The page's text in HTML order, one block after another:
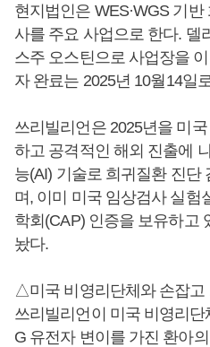
현지법인은 WES·WGS 기
사를 주요 사업으로 한다. 델
스주 오스틴으로 사업장을
자 완료는 2025년 10월14일
쓰리빌리언은 2025년을 미
하고 공격적인 해외 진출에
능(AI) 기술로 희귀질환 진단
며, 이미 미국 임상검사 실험
학회(CAP) 인증을 보유하고
놨다.
△미국 비영리단체와 손잡고
쓰리빌리언이 미국 비영리
G 유전자 변이를 가진 환아